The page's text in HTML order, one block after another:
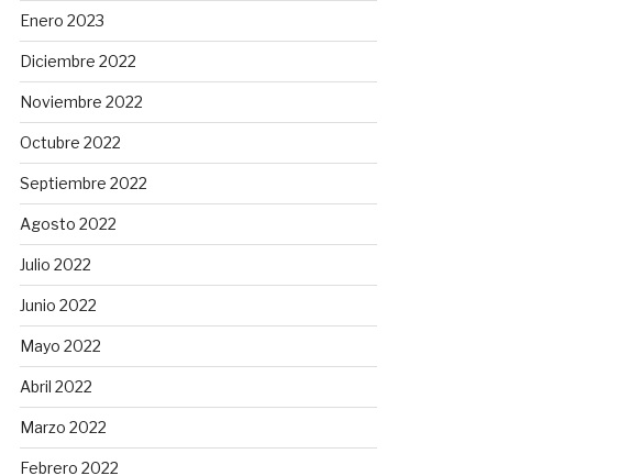
Enero 2023
Diciembre 2022
Noviembre 2022
Octubre 2022
Septiembre 2022
Agosto 2022
Julio 2022
Junio 2022
Mayo 2022
Abril 2022
Marzo 2022
Febrero 2022